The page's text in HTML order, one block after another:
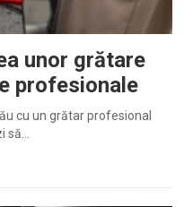
unor grătare
profesionale
cu un grătar profesional
să…